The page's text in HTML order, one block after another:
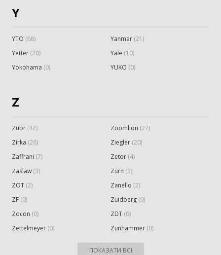
Y
YTO (68) Yanmar (21)
Yetter (20) Yale (10)
Yokohama (0) YUKO (0)
Z
Zubr (47) Zoomlion (27)
Zirka (26) Ziegler (20)
Zaffrani (7) Zetor (4)
Zaslaw (3) Zürn (3)
ZOT (2) Zanello (2)
ZF (0) Zuidberg (0)
Zocon (0) ZDT (0)
Zettelmeyer (0) Zunhammer (0)
ПОКАЗАТИ ВСІ